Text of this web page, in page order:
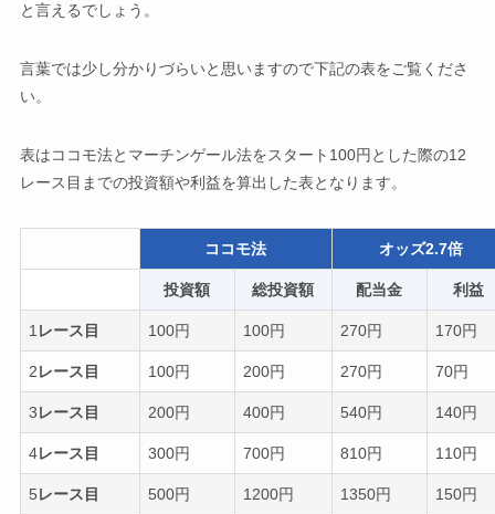
と言えるでしょう。
言葉では少し分かりづらいと思いますので下記の表をご覧くださ
い。
表はココモ法とマーチンゲール法をスタート100円とした際の12
レース目までの投資額や利益を算出した表となります。
ココモ法 オッズ2.7倍
投資額 総投資額 配当金 利益
1レース目 100円 100円 270円 170円
2レース目 100円 200円 270円 70円
3レース目 200円 400円 540円 140円
4レース目 300円 700円 810円 110円
5レース目 500円 1200円 1350円 150円